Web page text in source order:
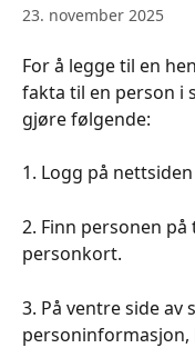
23. november 2025
For å legge til en
fakta til en person i
gjøre følgende:
1. Logg på
2. Finn personen
personkort.
3. På ventre side
personinformasjon,